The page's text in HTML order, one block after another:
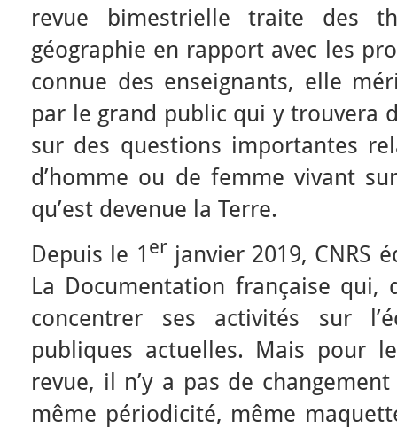
revue bimestrielle traite des
géographie en rapport avec les
connue des enseignants, elle
par le grand public qui y trouvera
sur des questions importantes
d’homme ou de femme vivant
qu’est devenue la Terre.
Depuis le 1 er janvier 2019, CNRS
La Documentation française qui,
concentrer ses activités sur
publiques actuelles. Mais pour
revue, il n’y a pas de
même périodicité, même